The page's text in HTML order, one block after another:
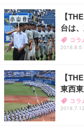
【
台は
コラ
2018.8.5
【
東西
コラ